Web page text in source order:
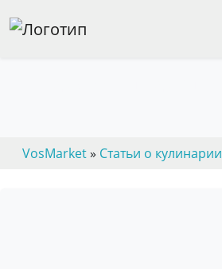
VosMarket» Статьи о кулинарии